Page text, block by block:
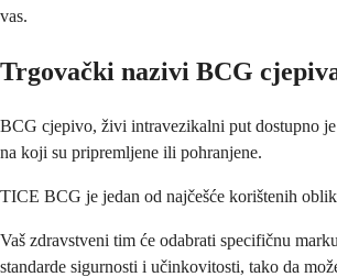
vas.
Trgovački nazivi BCG
BCG cjepivo, živi intravezikalni put dostupno
na koji su pripremljene ili pohranjene.
TICE BCG je jedan od najčešće korištenih
Vaš zdravstveni tim će odabrati specifičnu
standarde sigurnosti i učinkovitosti, tako da